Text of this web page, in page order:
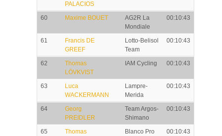
PALACIOS
60 Maxime BOUET
AG2R La
Mondiale
00:10:43
61
Francis DE
GREEF
Lotto-Belisol
Team
00:10:43
62
Thomas
LÖVKVIST
IAM Cycling 00:10:43
63
Luca
WACKERMANN
Lampre-
Merida
00:10:43
64
Georg
PREIDLER
Team Argos-
Shimano
00:10:43
65
Thomas
Blanco Pro
00:10:43